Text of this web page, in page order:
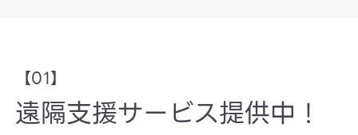
【01】
遠隔支援サービス提供中！